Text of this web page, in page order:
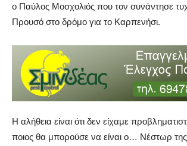
ο Παύλος Μοσχολιός που τον συνάντησε
Προυσό στο δρόμο για το Καρπενήσι.
Η αλήθεια είναι ότι δεν είχαμε
ποιος θα μπορούσε να είναι ο… Νέστωρ της